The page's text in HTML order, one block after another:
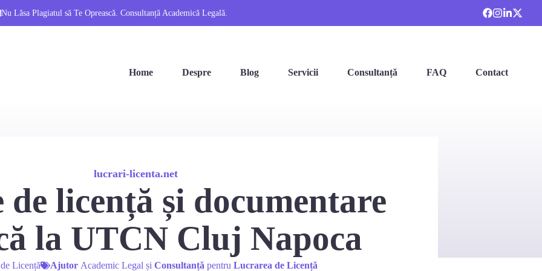
Nu Lăsa Plagiatul să Te Oprească. Consultanță Academică Legală.
Home Despre Blog Servicii Consultanță FAQ Contact
lucrari-licenta.net
licență și documentare
la UTCN Cluj Napoca
Licență Ajutor Academic Legal și Consultanță pentru Lucrarea de Licență